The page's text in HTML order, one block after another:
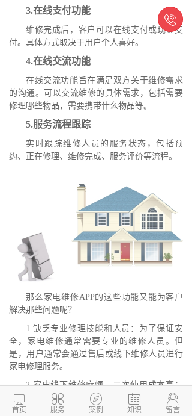
3.在线支付功能
维修完成后，客户可以在线支付或现金支
付。具体方式取决于用户个人喜好。
4.在线交流功能
在线交流功能旨在满足双方关于维修需求
的沟通。可以交流维修的具体需求，包括需要
修理哪些物品，需要携带什么物品等。
5.服务流程跟踪
实时跟踪维修人员的服务状态，包括预
约、正在修理、维修完成、服务评价等流程。
那么家电维修APP的这些功能又能为客户
解决那些问题呢？
1.缺乏专业修理技能和人员：为了保证安
全，家电维修通常需要专业的维修人员。但
是，用户通常会通过售后或线下维修人员进行
家电修理服务。
2.家电线下维修麻烦，二次使用成本高：
家电通常比较笨重，比如冰箱、空调等，或者
需要清洗维护，都比较麻烦。修好之后还可以

首页

服务

案例

知识

留言
